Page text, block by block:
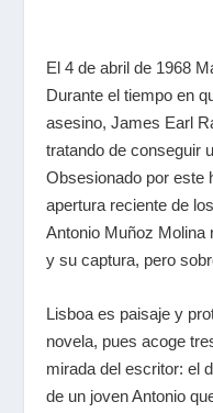
El 4 de abril de 1968
Durante el tiempo en
asesino, James Earl
tratando de conseguir
Obsesionado por este
apertura reciente de
Antonio Muñoz
y su captura, pero
Lisboa es paisaje y
novela, pues acoge
mirada del escritor: el
de un joven Antonio